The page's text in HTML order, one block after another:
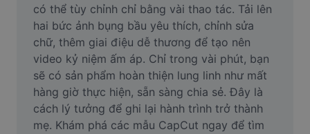
Face Cutout
Video
Xóa nền trong video
Nâng cao chất lượng
có thể tùy chỉnh chỉ bằng vài thao tác. Tải lên
hai bức ảnh bụng bầu yêu thích, chỉnh sửa
chữ, thêm giai điệu dễ thương để tạo nên
video kỷ niệm ấm áp. Chỉ trong vài phút, bạn
sẽ có sản phẩm hoàn thiện lung linh như mất
hàng giờ thực hiện, sẵn sàng chia sẻ. Đây là
cách lý tưởng để ghi lại hành trình trở thành
mẹ. Khám phá các mẫu CapCut ngay để tìm